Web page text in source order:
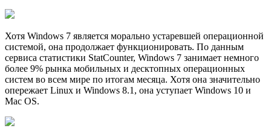
Хотя Windows 7 является морально устаревшей операционной
системой, она продолжает функционировать. По данным
сервиса статистики StatCounter, Windows 7 занимает немного
более 9% рынка мобильных и десктопных операционных
систем во всем мире по итогам месяца. Хотя она значительно
опережает Linux и Windows 8.1, она уступает Windows 10 и
Mac OS.